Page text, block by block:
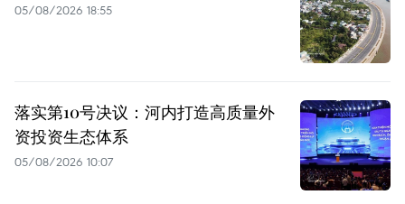
05/08/2026 18:55
落实第10号决议：河内打造高质量外
资投资生态体系
05/08/2026 10:07